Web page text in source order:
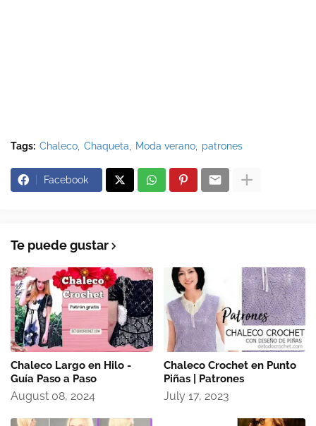
Tags: Chaleco Chaqueta Moda verano patrones
Facebook
Te puede gustar
Chaleco Largo en Hilo -
Guía Paso a Paso
August 08, 2024
Chaleco Crochet en Punto
Piñas | Patrones
July 17, 2023